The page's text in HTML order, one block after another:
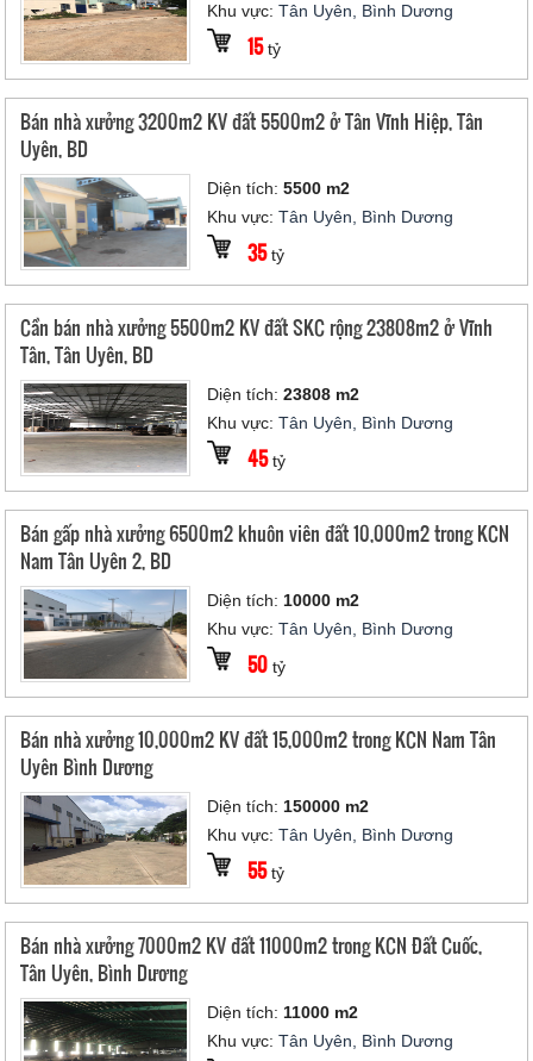
Khu vực:Tân Uyên, Bình Dương
15tỷ
Bán nhà xưởng 3200m2 KV đất 5500m2 ở Tân Vĩnh Hiệp, Tân
Uyên, BD
Diện tích:5500 m2
Khu vực:Tân Uyên, Bình Dương
35tỷ
Cần bán nhà xưởng 5500m2 KV đất SKC rộng 23808m2 ở Vĩnh
Tân, Tân Uyên, BD
Diện tích:23808 m2
Khu vực:Tân Uyên, Bình Dương
45tỷ
Bán gấp nhà xưởng 6500m2 khuôn viên đất 10,000m2 trong KCN
Nam Tân Uyên 2, BD
Diện tích: 10000 m2
Khu vực:Tân Uyên, Bình Dương
50 tỷ
Bán nhà xưởng 10,000m2 KV đất 15,000m2 trong KCN Nam Tân
Uyên Bình Dương
Diện tích: 150000 m2
Khu vực:Tân Uyên, Bình Dương
55tỷ
Bán nhà xưởng 7000m2 KV đất 11000m2 trong KCN Đất Cuốc,
Tân Uyên, Bình Dương
Diện tích: 11000 m2
Khu vực:Tân Uyên, Bình Dương